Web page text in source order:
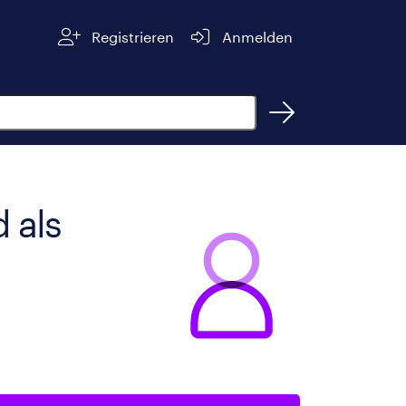
Registrieren Anmelden
als